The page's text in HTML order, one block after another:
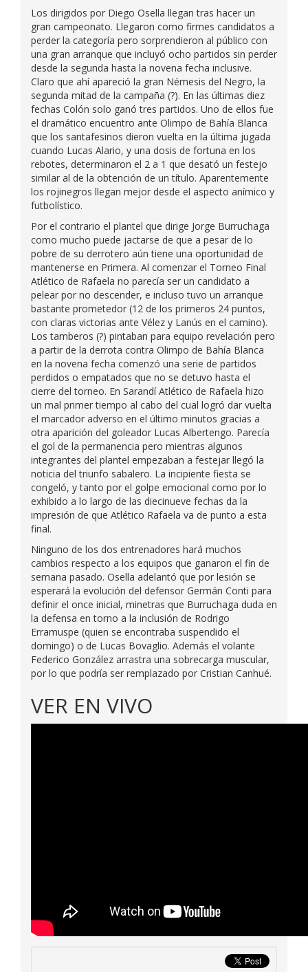
Los dirigidos por Diego Osella llegan tras hacer un
gran campeonato. Llegaron como firmes candidatos a
perder la categoría pero sorprendieron al público con
una gran arranque que incluyó ocho partidos sin perder
desde la segunda hasta la novena fecha inclusive.
Claro que ahí apareció la gran Némesis del Negro, la
segunda mitad de la campaña (?). En las últimas diez
fechas Colón solo ganó tres partidos. Uno de ellos fue
el dramático encuentro ante Olimpo de Bahía Blanca
que los santafesinos dieron vuelta en la última jugada
cuando Lucas Alario, y una dosis de fortuna en los
rebotes, determinaron el 2 a 1 que desató un festejo
similar al de la obtención de un título. Aparentemente
los rojinegros llegan mejor desde el aspecto anímico y
futbolístico.
Por el contrario el plantel que dirige Jorge Burruchaga
como mucho puede jactarse de que a pesar de lo
pobre de su derrotero aún tiene una oportunidad de
mantenerse en Primera. Al comenzar el Torneo Final
Atlético de Rafaela no parecía ser un candidato a
pelear por no descender, e incluso tuvo un arranque
bastante prometedor (12 de los primeros 24 puntos,
con claras victorias ante Vélez y Lanús en el camino).
Los tamberos (?) pintaban para equipo revelación pero
a partir de la derrota contra Olimpo de Bahía Blanca
en la novena fecha comenzó una serie de partidos
perdidos o empatados que no se detuvo hasta el
cierre del torneo. En Sarandí Atlético de Rafaela hizo
un mal primer tiempo al cabo del cual logró dar vuelta
el marcador adverso en el último minutos gracias a
otra aparición del goleador Lucas Albertengo. Parecía
el gol de la permanencia pero mientras algunos
integrantes del plantel empezaban a festejar llegó la
noticia del triunfo sabalero. La incipiente fiesta se
congeló, y tanto por el golpe emocional como por lo
exhibido a lo largo de las diecinueve fechas da la
impresión de que Atlético Rafaela va de punto a esta
final.
Ninguno de los dos entrenadores hará muchos
cambios respecto a los equipos que ganaron el fin de
semana pasado. Osella adelantó que por lesión se
esperará la evolución del defensor Germán Conti para
definir el once inicial, minetras que Burruchaga duda en
la defensa en torno a la inclusión de Rodrigo
Erramuspe (quien se encontraba suspendido el
domingo) o de Lucas Bovaglio. Además el volante
Federico González arrastra una sobrecarga muscular,
por lo que podría ser remplazado por Cristian Canhué.
VER EN VIVO